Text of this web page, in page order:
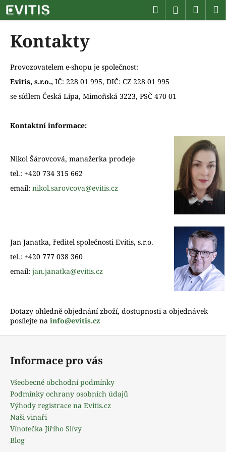
Přejít
na
obsah
HledatPřihlášení
Kontakty
Provozovatelem e-shopu je společnost:
Evitis, s.r.o., IČ: 228 01 995, DIČ: CZ 228 01 995
se sídlem Česká Lípa, Mimoňská 3223, PSČ 470 01
Kontaktní informace:
Nikol Šárovcová, manažerka prodeje
tel.: +420 734 315 662
email: nikol.sarovcova@evitis.cz
Jan Janatka, ředitel společnosti Evitis, s.r.o.
tel.: +420 777 038 360
email: jan.janatka@evitis.cz
Dotazy ohledně objednání zboží, dostupnosti a objednávek
posílejte na info@evitis.cz
K
o
o
p
o
ř
e
u
j
e
a
j
í
t
o
p
o
r
u
č
u
j
e
Z
Informace pro vás
Všeobecné obchodní podmínky
Podmínky ochrany osobních údajů
Výhody registrace na Evitis.cz
Naši vinaři
Vínotečka Jiřího Slívy
Blog